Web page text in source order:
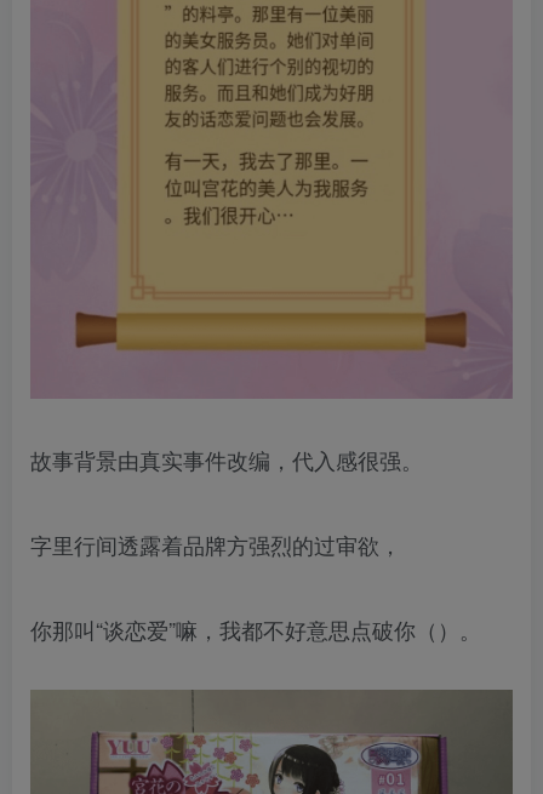
故事背景由真实事件改编，代入感很强。
字里行间透露着品牌方强烈的过审欲，
你那叫“谈恋爱”嘛，我都不好意思点破你（）。